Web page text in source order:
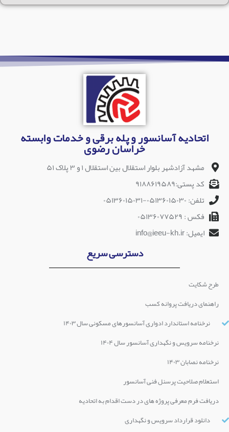
اتحادیه آسانسور و پله برقی و خدمات وابسته
خراسان رضوی
مشهد آزادشهر بلوار استقلال بین استقلال ۱ و ۳ پلاک ۵۱
کد پستی:۹۱۸۸۶۱۹۵۸۹
تلفن: ۰۵۱۳۶۰۱۵۰۳۰-۰۵۱۳۶۰۱۵۰۳۱
فکس : ۰۵۱۳۶۰۷۷۵۲۹
ایمیل: info@ieeu-kh.ir
دسترسی سریع
طرح شکایت
راهنمای دریافت پروانه کسب
نرخنامه استاندارد ادواری آسانسورهای مسکونی سال ۱۴۰۳
نرخنامه سرویس و نگهداری آسانسور سال ۱۴۰۴
نرخنامه نصابان ۱۴۰۳
استعلام صلاحیت پرسنل فنی آسانسور
دریافت فرم معرفی پروژه های در دست اقدام به اتحادیه
دانلود قرارداد سرویس و نگهداری